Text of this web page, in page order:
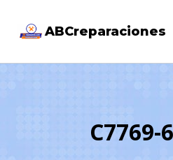
ABCreparaciones
C7769-